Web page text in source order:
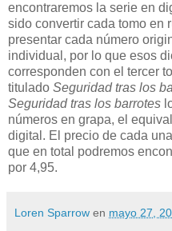
encontraremos la serie en
sido convertir cada tomo en
presentar cada número
individual, por lo que esos
corresponden con el tercer
titulado Seguridad tras los
Seguridad tras los barrotes
números en grapa, el
digital. El precio de cada
que en total podremos
por 4,95.
Loren Sparrow en mayo 27,